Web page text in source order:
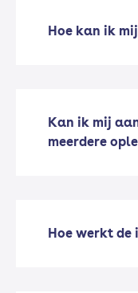
Hoe kan ik
Kan ik mij
meerdere
Hoe werkt de